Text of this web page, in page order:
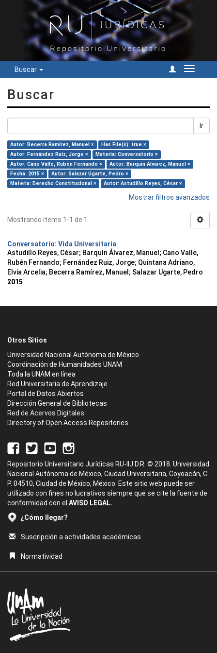
Buscar
Cambiar
Buscar
Ir
Autor: Becerra Ramírez, Manuel ×
Has File(s): true ×
Autor: Fernández Ruiz, Jorge ×
Materia: Conversatorio ×
Autor: Cano Valle, Rubén Fernando ×
Autor: Barquín Álvarez, Manuel ×
Fecha: 2015 ×
Autor: Salazar Ugarte, Pedro ×
Materia: Derecho Constitucional ×
Autor: Astudillo Reyes, César ×
Mostrar filtros avanzados
Mostrando ítems 1-1 de 1
Conversatorio: Vida Universitaria
Astudillo Reyes, César; Barquín Álvarez, Manuel ; Cano Valle,
Rubén Fernando; Fernández Ruiz, Jorge; Quintana Adriano,
Elvia Arcelia; Becerra Ramírez, Manuel ; Salazar Ugarte, Pedro
2015
Otros Sitios
Universidad Nacional Autónoma de México
Coordinación de Humanidades UNAM
Toda la UNAM en línea
Red Universitaria de Aprendizaje
Portal de Datos Abiertos
Dirección General de Bibliotecas
Red de Acervos Digitales
Directory of Open Access Repositories
Repositorio Universitario Jurídicas RU-IIJ D.R. © 2018. Universidad
Nacional Autónoma de México, Ciudad Universitaria, Coyoacán, C.
P. 04510, Ciudad de México, México. Este sitio web puede ser
utilizado con fines no lucrativos siempre que se cite la fuente de
conformidad con el AVISO LEGAL.
¿Cómo llegar?
Suscripción a actividades académicas
Normatividad